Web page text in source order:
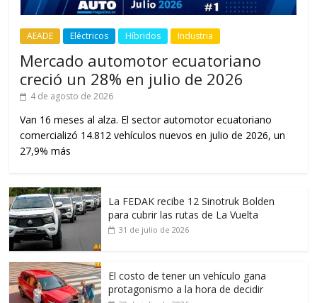
AEADE Eléctricos Híbridos Industria
Mercado automotor ecuatoriano
creció un 28% en julio de 2026
4 de agosto de 2026
Van 16 meses al alza. El sector automotor ecuatoriano
comercializó 14.812 vehículos nuevos en julio de 2026, un
27,9% más
La FEDAK recibe 12 Sinotruk Bolden
para cubrir las rutas de La Vuelta
31 de julio de 2026
El costo de tener un vehículo gana
protagonismo a la hora de decidir